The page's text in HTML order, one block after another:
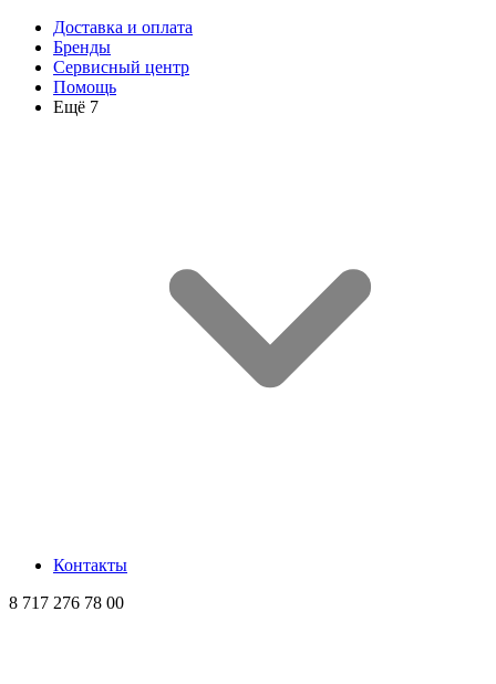
Доставка и оплата
Бренды
Сервисный центр
Помощь
Ещё 7
Контакты
8 717 276 78 00